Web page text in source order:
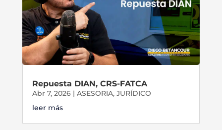
Repuesta DIAN, CRS-FATCA
Abr 7, 2026| ASESORIA, JURÍDICO
leer más